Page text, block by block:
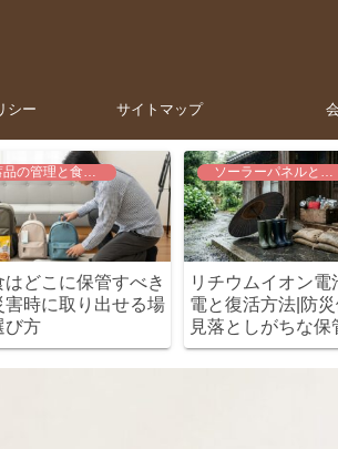
シー サイトマップ
備蓄品の管理と食品の安全
はどこに保管すべき
害時に取り出せる場
び方
ソーラーパネルと電源運用
リチウムイオン電
電と復活方法|防
見落としがちな保
し穴